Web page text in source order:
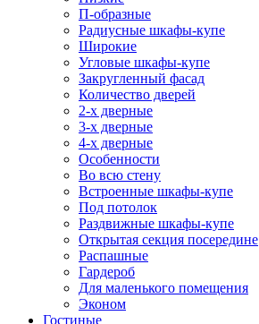
П-образные
Радиусные шкафы-купе
Широкие
Угловые шкафы-купе
Закругленный фасад
Количество дверей
2-х дверные
3-х дверные
4-х дверные
Особенности
Во всю стену
Встроенные шкафы-купе
Под потолок
Раздвижные шкафы-купе
Открытая секция посередине
Распашные
Гардероб
Для маленького помещения
Эконом
Гостиные